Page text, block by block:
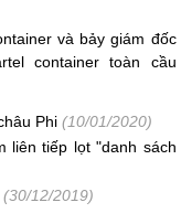
và bảy giám đốc
container toàn cầu
Phi (10/01/2020)
liên tiếp lọt "danh sách
(30/12/2019)